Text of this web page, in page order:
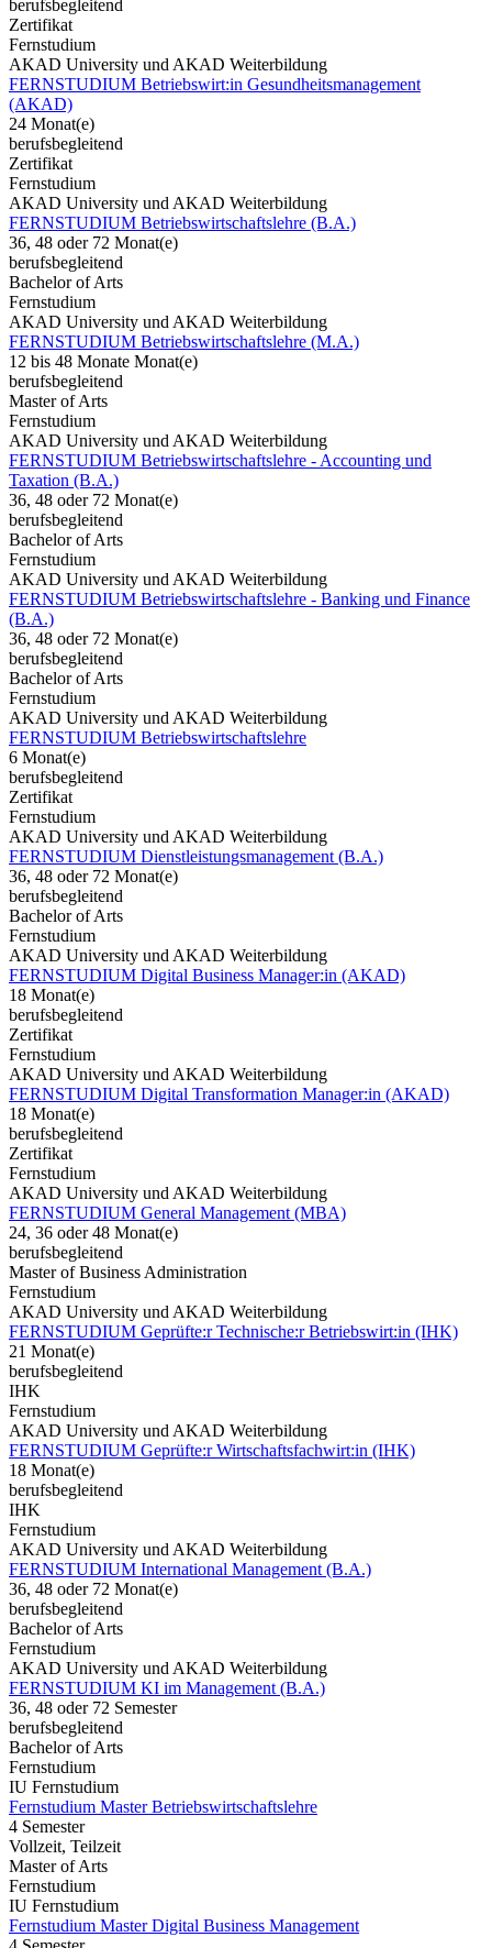
berufsbegleitend
Zertifikat
Fernstudium
AKAD University und AKAD Weiterbildung
FERNSTUDIUM Betriebswirt:in Gesundheitsmanagement
(AKAD)
24 Monat(e)
berufsbegleitend
Zertifikat
Fernstudium
AKAD University und AKAD Weiterbildung
FERNSTUDIUM Betriebswirtschaftslehre (B.A.)
36, 48 oder 72 Monat(e)
berufsbegleitend
Bachelor of Arts
Fernstudium
AKAD University und AKAD Weiterbildung
FERNSTUDIUM Betriebswirtschaftslehre (M.A.)
12 bis 48 Monate Monat(e)
berufsbegleitend
Master of Arts
Fernstudium
AKAD University und AKAD Weiterbildung
FERNSTUDIUM Betriebswirtschaftslehre - Accounting und
Taxation (B.A.)
36, 48 oder 72 Monat(e)
berufsbegleitend
Bachelor of Arts
Fernstudium
AKAD University und AKAD Weiterbildung
FERNSTUDIUM Betriebswirtschaftslehre - Banking und Finance
(B.A.)
36, 48 oder 72 Monat(e)
berufsbegleitend
Bachelor of Arts
Fernstudium
AKAD University und AKAD Weiterbildung
FERNSTUDIUM Betriebswirtschaftslehre
6 Monat(e)
berufsbegleitend
Zertifikat
Fernstudium
AKAD University und AKAD Weiterbildung
FERNSTUDIUM Dienstleistungsmanagement (B.A.)
36, 48 oder 72 Monat(e)
berufsbegleitend
Bachelor of Arts
Fernstudium
AKAD University und AKAD Weiterbildung
FERNSTUDIUM Digital Business Manager:in (AKAD)
18 Monat(e)
berufsbegleitend
Zertifikat
Fernstudium
AKAD University und AKAD Weiterbildung
FERNSTUDIUM Digital Transformation Manager:in (AKAD)
18 Monat(e)
berufsbegleitend
Zertifikat
Fernstudium
AKAD University und AKAD Weiterbildung
FERNSTUDIUM General Management (MBA)
24, 36 oder 48 Monat(e)
berufsbegleitend
Master of Business Administration
Fernstudium
AKAD University und AKAD Weiterbildung
FERNSTUDIUM Geprüfte:r Technische:r Betriebswirt:in (IHK)
21 Monat(e)
berufsbegleitend
IHK
Fernstudium
AKAD University und AKAD Weiterbildung
FERNSTUDIUM Geprüfte:r Wirtschaftsfachwirt:in (IHK)
18 Monat(e)
berufsbegleitend
IHK
Fernstudium
AKAD University und AKAD Weiterbildung
FERNSTUDIUM International Management (B.A.)
36, 48 oder 72 Monat(e)
berufsbegleitend
Bachelor of Arts
Fernstudium
AKAD University und AKAD Weiterbildung
FERNSTUDIUM KI im Management (B.A.)
36, 48 oder 72 Semester
berufsbegleitend
Bachelor of Arts
Fernstudium
IU Fernstudium
Fernstudium Master Betriebswirtschaftslehre
4 Semester
Vollzeit, Teilzeit
Master of Arts
Fernstudium
IU Fernstudium
Fernstudium Master Digital Business Management